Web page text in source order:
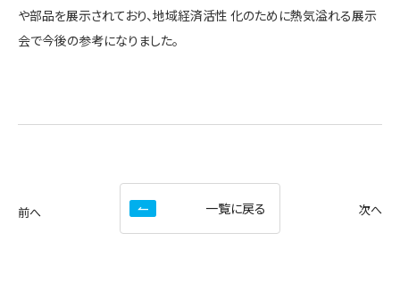
や部品を展示されており、地域経済活性 化のために熱気溢れる展示
会で今後の参考になりました。
前へ 一覧に戻る 次へ